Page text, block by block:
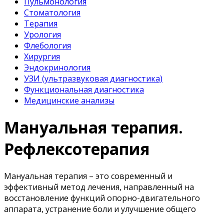
Стоматология
Терапия
Урология
Флебология
Хирургия
Эндокринология
УЗИ (ультразвуковая диагностика)
Функциональная диагностика
Медицинские анализы
Мануальная терапия.
Рефлексотерапия
Мануальная терапия – это современный и
эффективный метод лечения, направленный на
восстановление функций опорно-двигательного
аппарата, устранение боли и улучшение общего